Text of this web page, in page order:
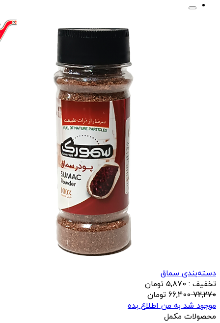
دسته‌بندی سماق
تخفیف : 5,870 تومان
72,270
66,400 تومان
موجود شد به من اطلاع بده
محصولات مکمل